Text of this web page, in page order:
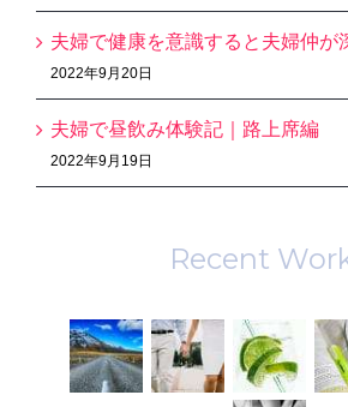
夫婦で健康を意識すると夫婦仲が
2022年9月20日
夫婦で昼飲み体験記｜路上席編
2022年9月19日
Recent